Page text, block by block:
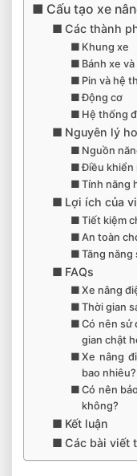
Cấu tạo xe
Các thành
Khung xe
Bánh xe
Pin và hệ
Động cơ
Hệ thống
Nguyên lý
Nguồn
Điều khiển
Tính năng
Lợi ích của
Tiết kiệm
An toàn
Tăng năng
FAQs
Xe nâng
Thời gian
Có nên sử
gian chật
Xe nâng
bao nhiêu?
Có nên
không?
Kết luận
Các bài viết